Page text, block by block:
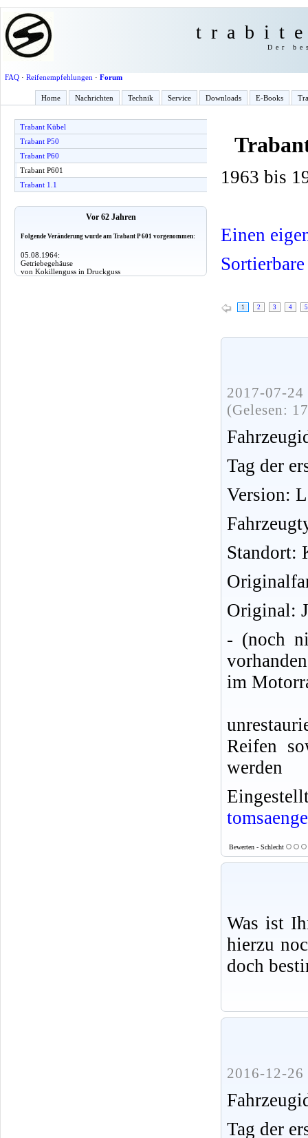
Der
FAQ· Reifenempfehlungen · Forum
Home Nachrichten Technik Service Downloads E-Books
Trabant Kübel
Trabant P50
Trabant P60
Trabant P601
Trabant 1.1
Vor 62 Jahren
Folgende Veränderung wurde am Trabant P 601 vorgenommen:
05.08.1964:
Getriebegehäuse
von Kokillenguss in Druckguss
1963 bis
Einen
1 2 3 4 5
2017-07-
(Gelesen:
Tag der
Version:
Standort:
Original:
- (noch
im
Reifen
werden
Bewerten - Schlecht
Was ist
hierzu
doch
2016-12-26
Tag der